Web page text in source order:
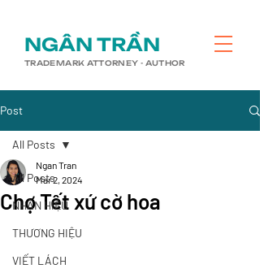
​NGÂN TRẦN
TRADEMARK ATTORNEY - AUTHOR
Post
All Posts
NHÃN HIỆU
THƯƠNG HIỆU
VIẾT LÁCH
All Posts
Chợ Tết xứ cờ hoa
Ngan Tran
Mar 2, 2024